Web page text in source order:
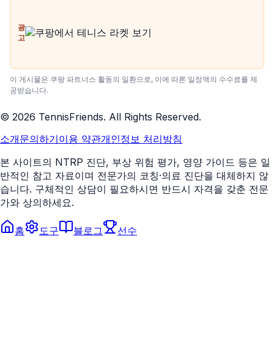
광
고
이 게시물은 쿠팡 파트너스 활동의 일환으로, 이에 따른 일정액의 수수료를 제
공받습니다.
© 2026 TennisFriends. All Rights Reserved.
소개문의하기이용 약관개인정보 처리방침
본 사이트의 NTRP 진단, 부상 위험 평가, 영양 가이드 등은 일
반적인 참고 자료이며 전문가의 코칭·의료 진단을 대체하지 않
습니다. 구체적인 상담이 필요하시면 반드시 자격을 갖춘 전문
가와 상의하세요.
홈 도구 블로그 선수